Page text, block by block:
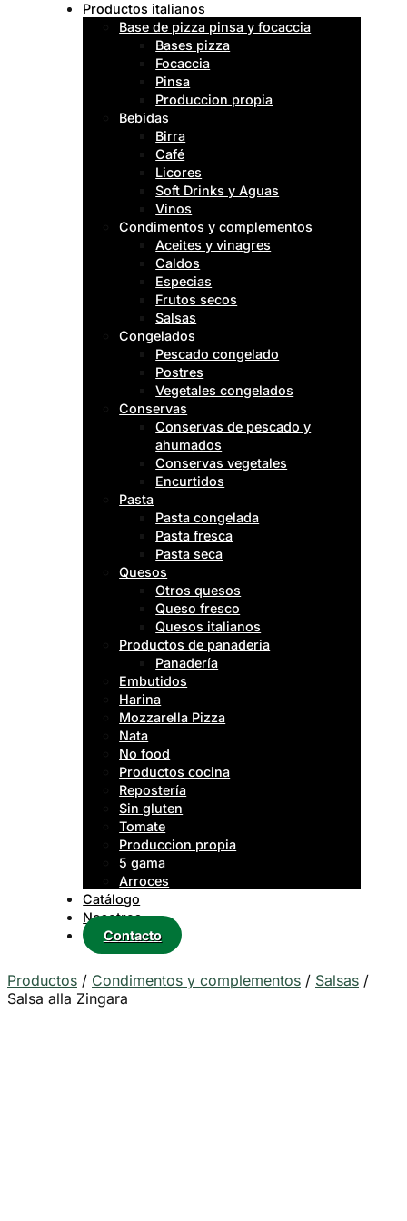
Productos italianos
Base de pizza pinsa y focaccia
Bases pizza
Focaccia
Pinsa
Produccion propia
Bebidas
Birra
Café
Licores
Soft Drinks y Aguas
Vinos
Condimentos y complementos
Aceites y vinagres
Caldos
Especias
Frutos secos
Salsas
Congelados
Pescado congelado
Postres
Vegetales congelados
Conservas
Conservas de pescado y
ahumados
Conservas vegetales
Encurtidos
Pasta
Pasta congelada
Pasta fresca
Pasta seca
Quesos
Otros quesos
Queso fresco
Quesos italianos
Productos de panaderia
Panadería
Embutidos
Harina
Mozzarella Pizza
Nata
No food
Productos cocina
Repostería
Sin gluten
Tomate
Produccion propia
5 gama
Arroces
Catálogo
Nosotros
Contacto
Productos / Condimentos y complementos / Salsas /
Salsa alla Zingara